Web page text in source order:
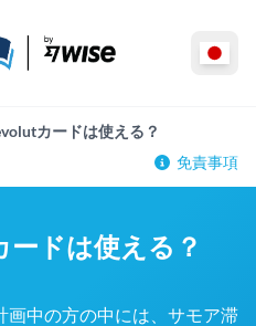
カードは使える？
免責事項
ドは使える？
画中の方の中には、サモア滞